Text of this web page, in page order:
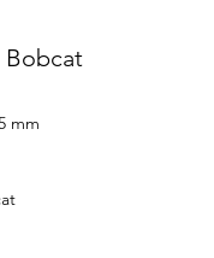
Bobcat
mm